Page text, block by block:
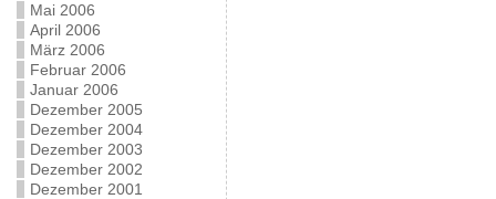
Mai 2006
April 2006
März 2006
Februar 2006
Januar 2006
Dezember 2005
Dezember 2004
Dezember 2003
Dezember 2002
Dezember 2001